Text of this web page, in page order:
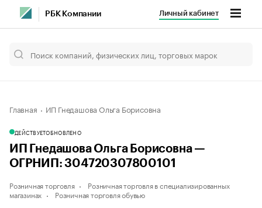
РБК Компании Личный кабинет
Главная ИП Гнедашова Ольга Борисовна
ДЕЙСТВУЕТОБНОВЛЕНО
ИП Гнедашова Ольга Борисовна —
ОГРНИП: 304720307800101
Розничная торговля
Розничная торговля в специализированных
магазинах
Розничная торговля обувью